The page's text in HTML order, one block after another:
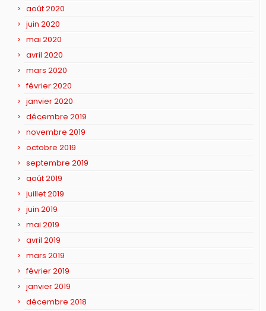
août 2020
juin 2020
mai 2020
avril 2020
mars 2020
février 2020
janvier 2020
décembre 2019
novembre 2019
octobre 2019
septembre 2019
août 2019
juillet 2019
juin 2019
mai 2019
avril 2019
mars 2019
février 2019
janvier 2019
décembre 2018